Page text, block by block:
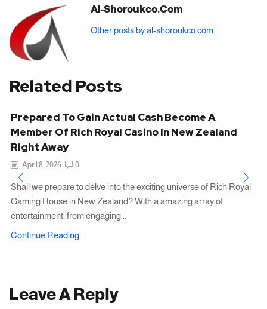
Al-Shoroukco.com
Other posts by al-shoroukco.com
Related Posts
Prepared To Gain Actual Cash Become A
Member Of Rich Royal Casino In New Zealand
Right Away
April 8, 2026 0
Shall we prepare to delve into the exciting universe of Rich Royal
Gaming House in New Zealand? With a amazing array of
entertainment, from engaging...
Continue Reading
Leave A Reply